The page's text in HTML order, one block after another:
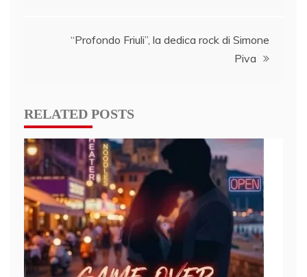
“Profondo Friuli”, la dedica rock di Simone
Piva
RELATED POSTS